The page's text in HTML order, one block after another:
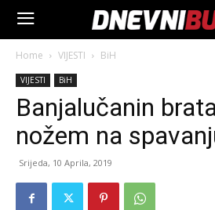
Home VIJESTI BiH
VIJESTI BiH
Banjalučanin
nožem na
Srijeda, 10 Aprila, 2019